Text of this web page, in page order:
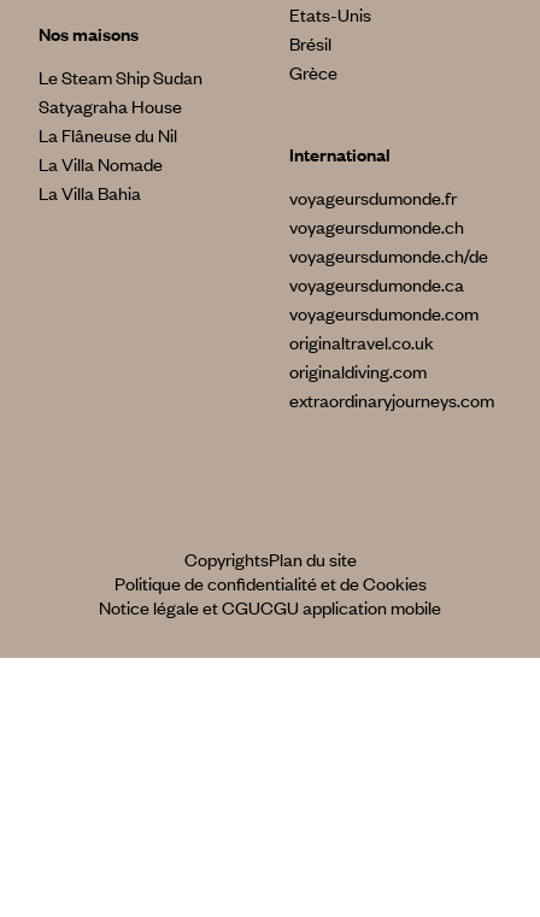
Nos maisons
Le Steam Ship Sudan
Satyagraha House
La Flâneuse du Nil
La Villa Nomade
La Villa Bahia
Etats-Unis
Brésil
Grèce
International
voyageursdumonde.fr
voyageursdumonde.ch
voyageursdumonde.ch/de
voyageursdumonde.ca
voyageursdumonde.com
originaltravel.co.uk
originaldiving.com
extraordinaryjourneys.com
CopyrightsPlan du site
Politique de confidentialité et de Cookies
Notice légale et CGUCGU application mobile